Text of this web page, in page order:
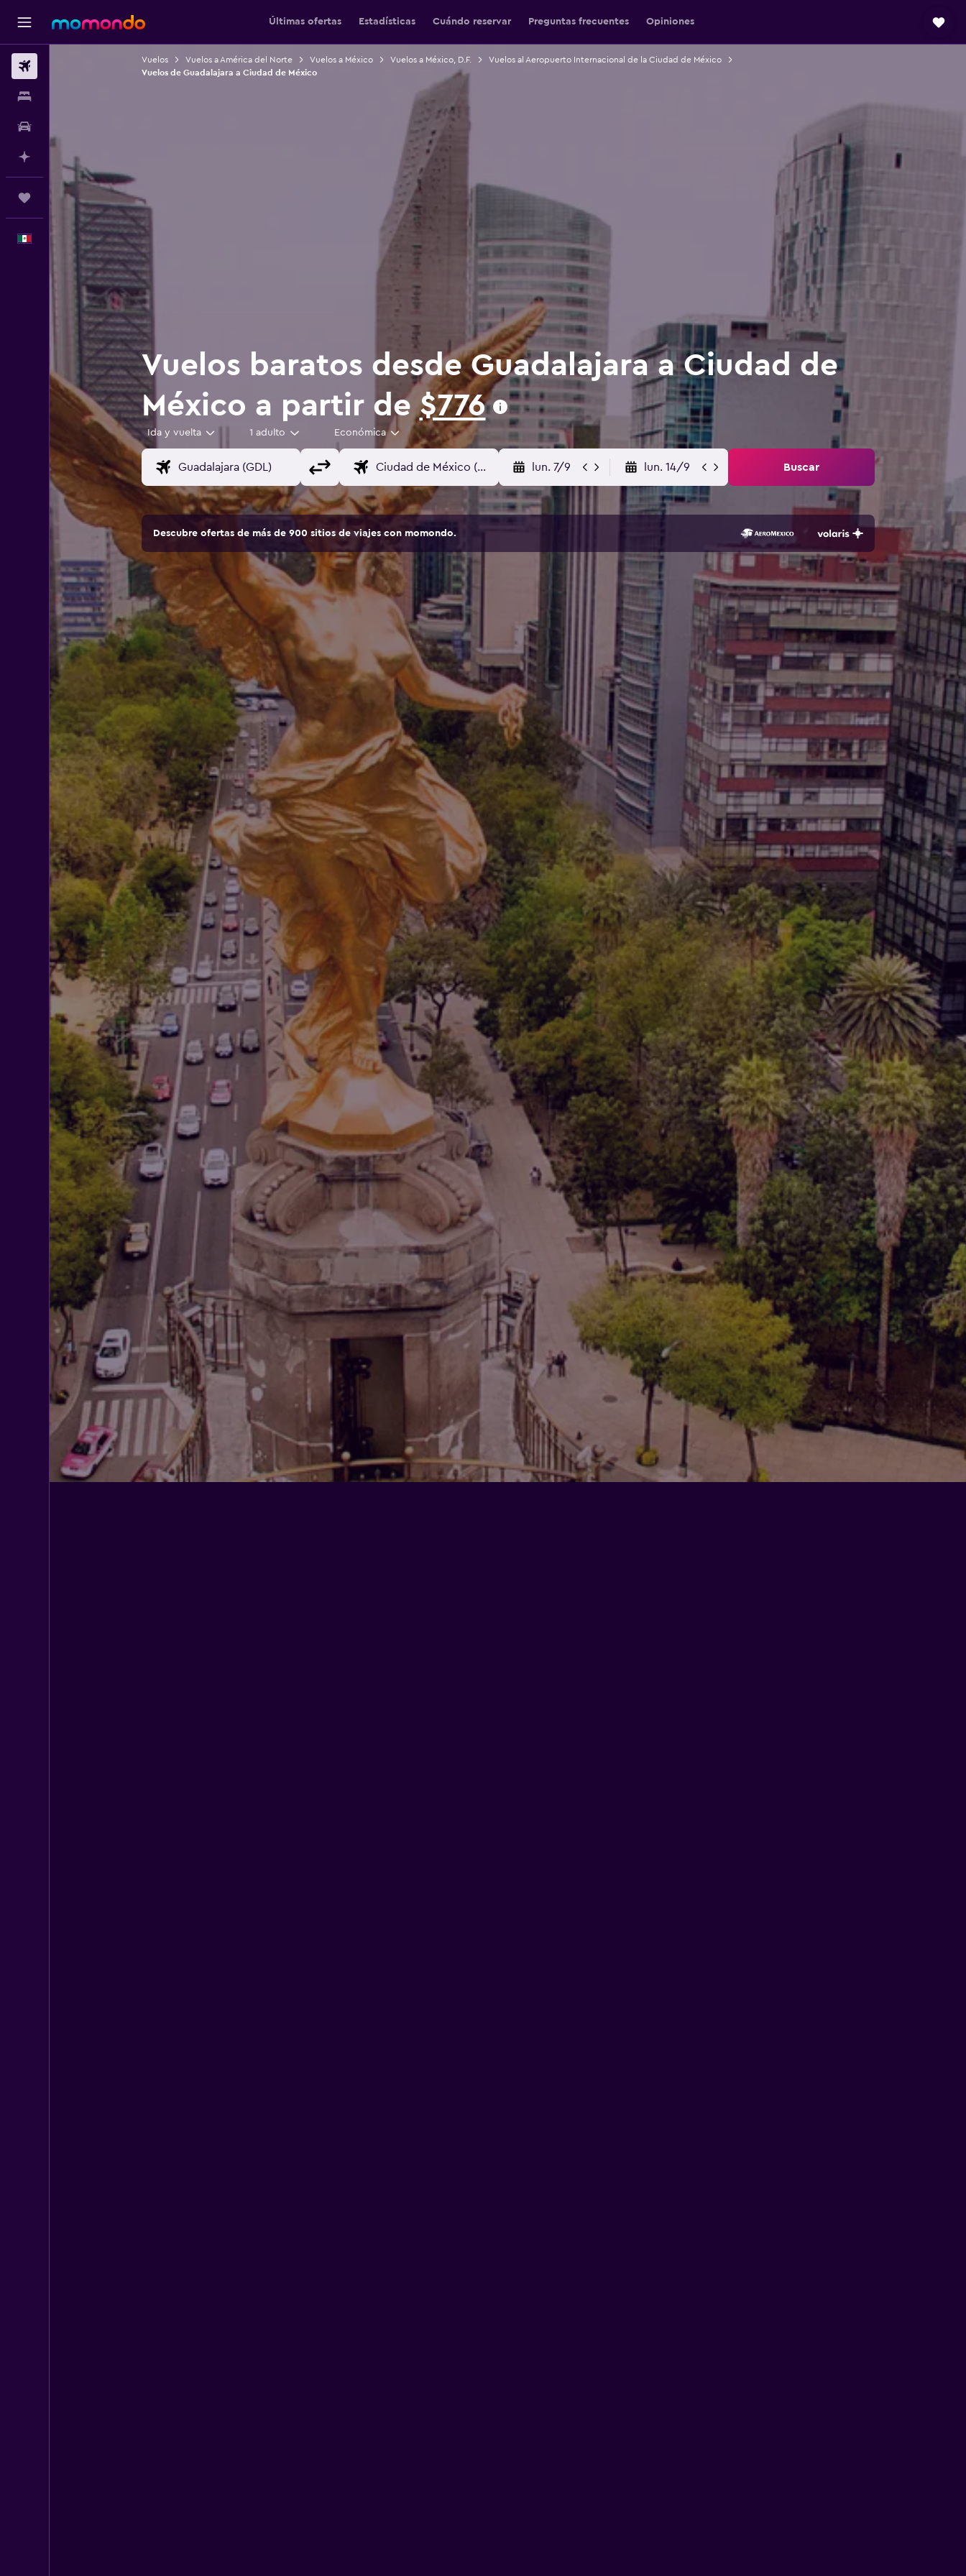
Últimas ofertas Estadísticas Cuándo reservar Preguntas frecuentes Opiniones
Planifica con IA
Trips
Español
Vuelos Vuelos a América del Norte Vuelos a México Vuelos a México, D.F.
Vuelos al Aeropuerto Internacional de la Ciudad de México
Vuelos de Guadalajara a Ciudad de México
Vuelos baratos desde Guadalajara a Ciudad de
México a partir de$776
Ida y vuelta 1 adulto Económica
lun. 7/9 lun. 14/9 Buscar
Descubre ofertas de más de 900 sitios de viajes con momondo.